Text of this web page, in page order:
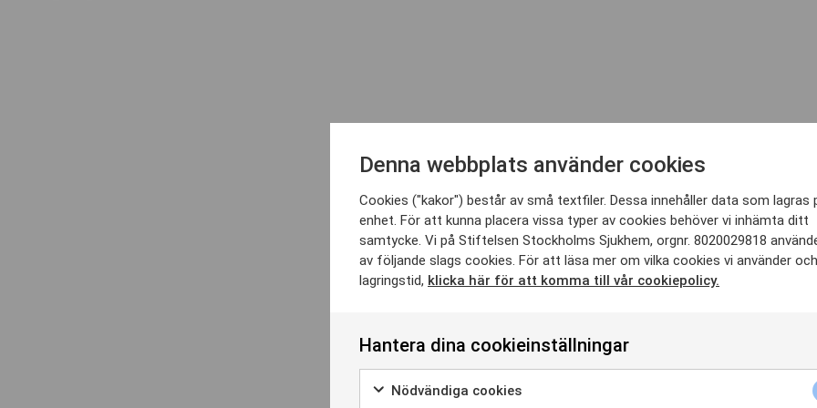
Denna webbplats använder cookies
Cookies ("kakor") består av små textfiler. Dessa innehåller data som lagras
enhet. För att kunna placera vissa typer av cookies behöver vi inhämta ditt
samtycke. Vi på Stiftelsen Stockholms Sjukhem, orgnr. 8020029818
av följande slags cookies. För att läsa mer om vilka cookies vi använder och
lagringstid, klicka här för att komma till vår cookiepolicy.
Hantera dina cookieinställningar
Nödvändiga cookies